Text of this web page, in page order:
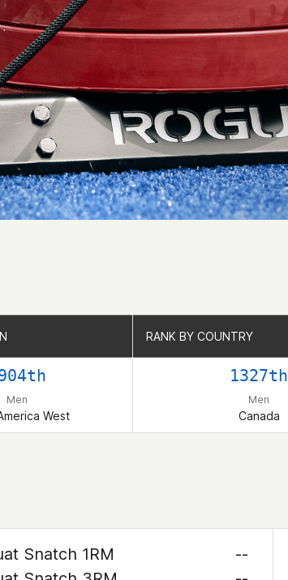
RANK BY COUNTRY
Men
West
1327th
Men
Canada
RANK BY COUNTRY
Snatch 1RM
--